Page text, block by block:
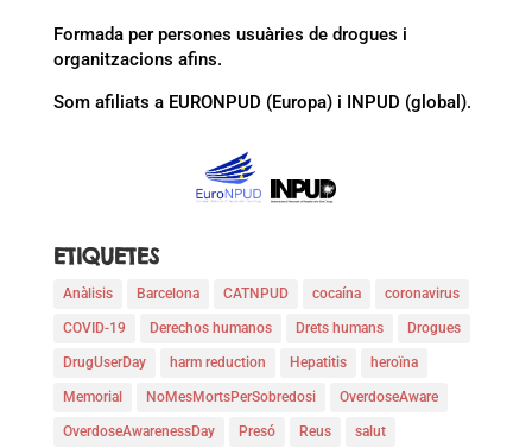
Formada per persones usuàries de drogues i
organitzacions afins.
Som afiliats a EURONPUD (Europa) i INPUD (global).
ETIQUETES
Anàlisis Barcelona CATNPUD cocaína coronavirus
COVID-19 Derechos humanos Drets humans Drogues
DrugUserDay harm reduction Hepatitis heroïna
Memorial NoMesMortsPerSobredosi OverdoseAware
OverdoseAwarenessDay Presó Reus salut